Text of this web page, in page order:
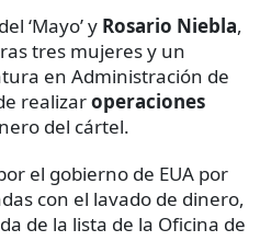
‘Mayo’ y Rosario Niebla,
tres mujeres y un
en Administración de
realizaroperaciones
del cártel.
el gobierno de EUA por
con el lavado de dinero,
de la lista de la Oficina de